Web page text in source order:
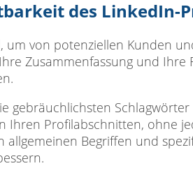
des LinkedIn-
um von potenziellen Kunden
Zusammenfassung und Ihre
gebräuchlichsten
Ihren Profilabschnitten, ohne
allgemeinen Begriffen und